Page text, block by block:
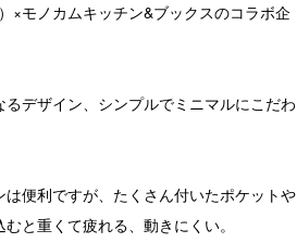
×モノカムキッチン&ブックスのコラボ企
デザイン、シンプルでミニマルにこだわ
は便利ですが、たくさん付いたポケットや
と重くて疲れる、動きにくい。